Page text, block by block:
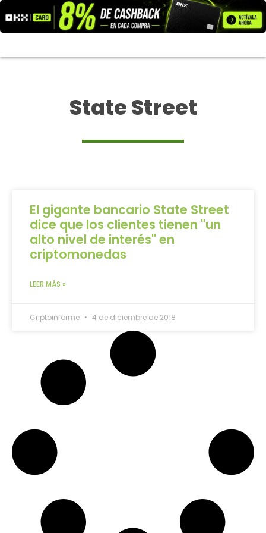
al
contenido
State Street
El gigante bancario State Street
dice que los clientes tienen "un
alto nivel de interés" en
criptomonedas
LEER MÁS »
Criptoinforme 4 de diciembre de 2018